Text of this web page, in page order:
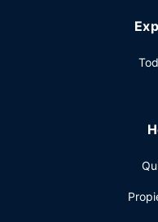
recepción las 24 horas